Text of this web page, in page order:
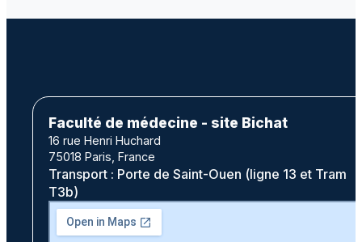
Faculté de médecine - site Bichat
16 rue Henri Huchard
75018 Paris, France
Transport : Porte de Saint-Ouen (ligne 13 et Tram
T3b)